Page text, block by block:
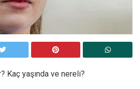
Kaç yaşında ve nereli?